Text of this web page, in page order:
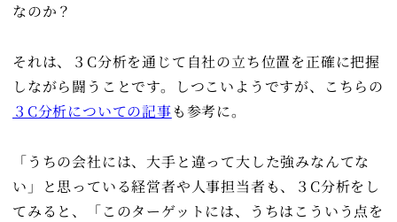
なのか？
それは、３C分析を通じて自社の立ち位置を正確に把握
しながら闘うことです。しつこいようですが、こちらの
３C分析についての記事も参考に。
「うちの会社には、大手と違って大した強みなんてな
い」と思っている経営者や人事担当者も、３C分析をし
てみると、「このターゲットには、うちはこういう点を